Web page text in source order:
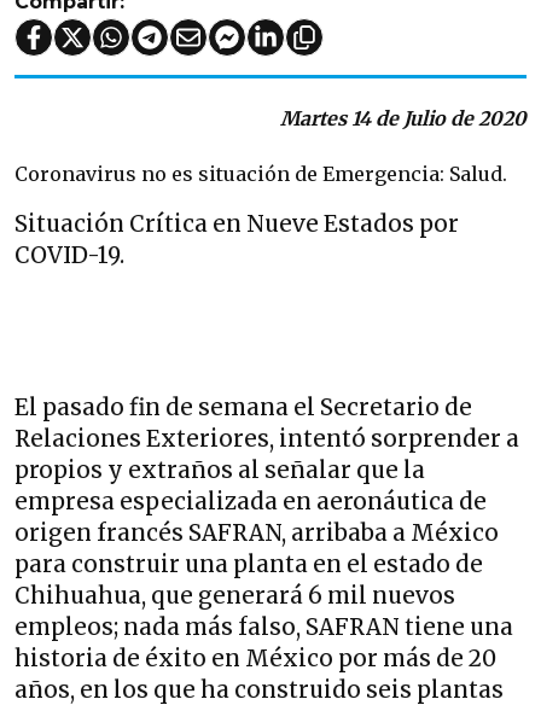
Martes 14 de Julio de 2020
Coronavirus no es situación de Emergencia: Salud.
Situación Crítica en Nueve Estados por
COVID-19.
El pasado fin de semana el Secretario de
Relaciones Exteriores, intentó sorprender a
propios y extraños al señalar que la
empresa especializada en aeronáutica de
origen francés SAFRAN, arribaba a México
para construir una planta en el estado de
Chihuahua, que generará 6 mil nuevos
empleos; nada más falso, SAFRAN tiene una
historia de éxito en México por más de 20
años, en los que ha construido seis plantas